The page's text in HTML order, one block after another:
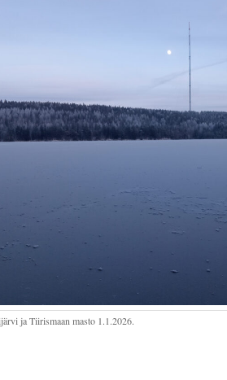
ja Tiirismaan masto 1.1.2026.